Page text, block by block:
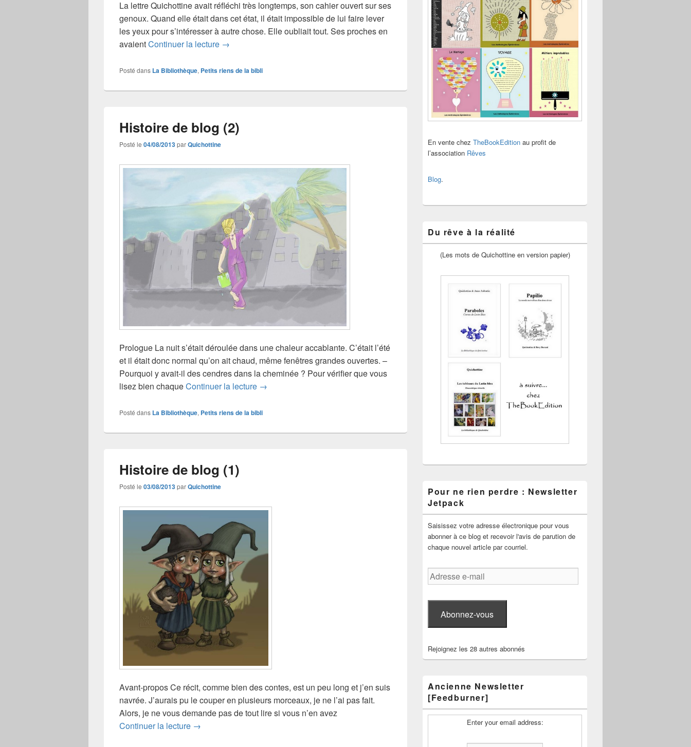
La lettre Quichottine avait réfléchi très longtemps, son cahier ouvert sur ses
genoux. Quand elle était dans cet état, il était impossible de lui faire lever
les yeux pour s’intéresser à autre chose. Elle oubliait tout. Ses proches en
avaientContinuer la lecture Histoire de blog (3)
→
Posté dans La Bibliothèque, Petits riens de la bibli
Histoire de blog (2)
Posté le 04/08/2013parQuichottine
Prologue La nuit s’était déroulée dans une chaleur accablante. C’était l’été
et il était donc normal qu’on ait chaud, même fenêtres grandes ouvertes. –
Pourquoi y avait-il des cendres dans la cheminée ? Pour vérifier que vous
lisez bien chaqueContinuer la lecture Histoire de blog (2)
→
Posté dans La Bibliothèque, Petits riens de la bibli
Histoire de blog (1)
Posté le 03/08/2013parQuichottine
Avant-propos Ce récit, comme bien des contes, est un peu long et j’en suis
navrée. J’aurais pu le couper en plusieurs morceaux, je ne l’ai pas fait.
Alors, je ne vous demande pas de tout lire si vous n’en avez
Continuer la lecture Histoire de blog (1)
→
En vente chez TheBookEdition au profit de
l’association Rêves
Blog.
Du rêve à la réalité
(Les mots de Quichottine en version papier)
Pour ne rien perdre : Newsletter
Jetpack
Saisissez votre adresse électronique pour vous
abonner à ce blog et recevoir l'avis de parution de
chaque nouvel article par courriel.
Adresse
e-
Abonnez-vous
Rejoignez les 28 autres abonnés
Ancienne Newsletter
[Feedburner]
Enter your email address: